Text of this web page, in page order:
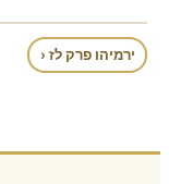
ירמיהו פרק לז ‹